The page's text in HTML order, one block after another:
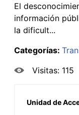
El
información
la dificult...
Categorías:
Visitas: 115
Unidad de